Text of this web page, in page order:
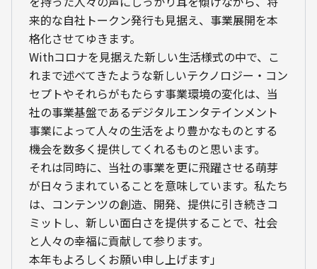
来的な自社トークン発行も見据え、事業展開を本
格化させてゆきます。
Withコロナを見据えた新しい生活様式の中で、こ
れまで述べてきたような新しいテクノロジー・コン
セプトやそれらがもたらす事業環境の変化は、当
社の事業基盤であるデジタルエンタテインメント
事業によって人々の生活をより豊かなものとする
機会を数多く提供してくれるものと思います。
それは同時に、当社の事業を更に飛躍させる萌芽
が日々うまれていることを意味しています。私たち
は、コンテンツの創造、開発、提供に引き続きコ
ミットし、新しい面白さを提供することで、社会
と人々の幸福に貢献して参ります。
本年もよろしくお願い申し上げます」